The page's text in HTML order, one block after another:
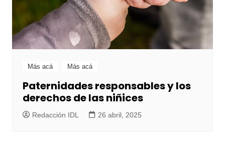
Más acá Más acá
Paternidades responsables y los
derechos de las niñices
Redacción IDL 26 abril, 2025